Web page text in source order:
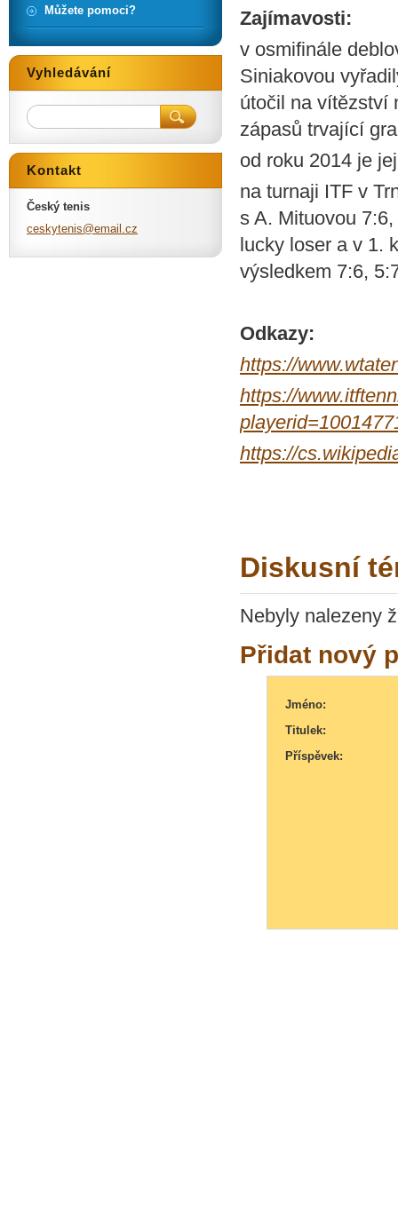
Zajímavosti:
v osmifinále
Siniakovou
útočil na vítězství
zápasů trvající
od roku 2014 je
na turnaji ITF v
s A. Mituovou
lucky loser a v 1.
výsledkem 7:6,
Odkazy:
https://
https://
https://
Diskusní
Nebyly nalezeny
Přidat nový
Jméno:
Titulek:
Příspěvek:
Můžete pomoci?
Vyhledávání
Kontakt
Český tenis
ceskytenis@email .cz